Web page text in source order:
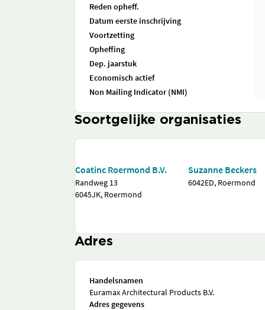
Reden opheff.
Datum eerste inschrijving
Voortzetting
Opheffing
Dep. jaarstuk
Economisch actief
Non Mailing Indicator (NMI)
Soortgelijke organisaties
Coatinc Roermond B.V.
Randweg 13
6045JK, Roermond
Suzanne Beckers
6042ED, Roermond
Adres
Handelsnamen
Euramax Architectural Products B.V.
Adres gegevens